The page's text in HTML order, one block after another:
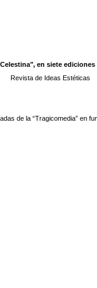
en siete ediciones
Revista de Ideas Estéticas
de la “Tragicomedia” en